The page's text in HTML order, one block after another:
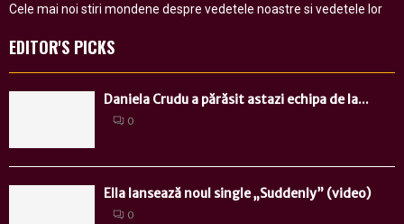
Cele mai noi stiri mondene despre vedetele noastre si vedetele lor
EDITOR'S PICKS
Daniela Crudu a părăsit astazi echipa de la...
0
Ella lansează noul single „Suddenly” (video)
0